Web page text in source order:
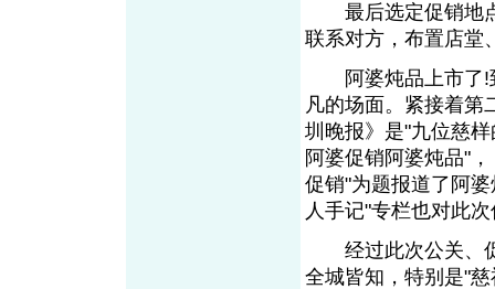
最后选定促销地点
联系对方，布置店堂
阿婆炖品上市了!
凡的场面。紧接着第
圳晚报》是"九位慈
阿婆促销阿婆炖品"
促销"为题报道了阿
人手记"专栏也对此
经过此次公关、促
全城皆知，特别是"